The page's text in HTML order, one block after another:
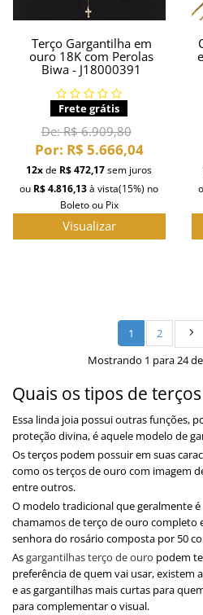
Terço Gargantilha em
ouro 18K com Perolas
Biwa - J18000391
Frete grátis
De:R$ 6.909,80
Por: R$ 5.666,04
12xde R$ 472,17sem juros
ou R$ 4.816,13à vista(15%) no
Boleto ou Pix
Visualizar
1
2
Mostrando 1 para 24
Quais os tipos de
Essa linda joia possui outras funções,
proteção divina, é aquele modelo de
Os terços podem possuir em suas
como os terços de ouro com imagem
entre outros.
O modelo tradicional que geralmente
chamamos de terço de ouro completo
senhora do rosário composta por 50
Asgargantilhas terço de ouro podem
preferência de quem vai usar, existem
e as gargantilhas mais curtas para
para complementar o visual.